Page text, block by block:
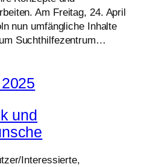
Am Freitag, 24. April
nun umfängliche Inhalte
Suchthilfezentrum…
und
Interessierte,